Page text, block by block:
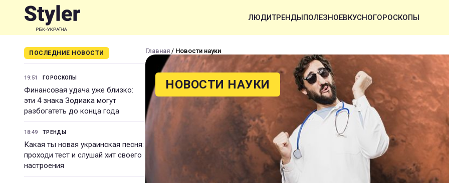
ЛЮДИТРЕНДЫПОЛЕЗНОЕВКУСНОГОРОСКОПЫ
ПОСЛЕДНИЕ НОВОСТИ
19:51 ГОРОСКОПЫ
Финансовая удача уже близко:
эти 4 знака Зодиака могут
разбогатеть до конца года
18:49 ТРЕНДЫ
Какая ты новая украинская песня:
проходи тест и слушай хит своего
настроения
Главная / Новости науки
НОВОСТИ НАУКИ